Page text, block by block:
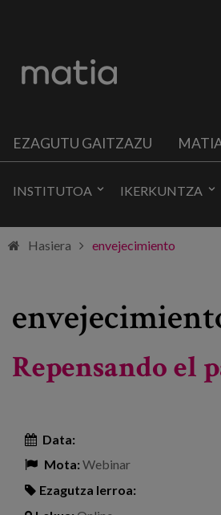
EZAGUTU GAITZAZU
INSTITUTOA IKERKUNTZA
Hasiera envejecimiento
Repensando el
Data:
Mota:Webinar
Ezagutza lerroa: